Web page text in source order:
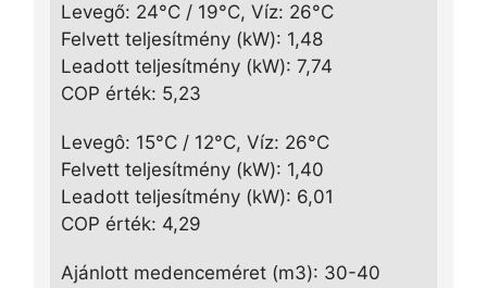
Levegő: 24°C / 19°C, Víz: 26°C
Felvett teljesítmény (kW): 1,48
Leadott teljesítmény (kW): 7,74
COP érték: 5,23
Levegô: 15°C / 12°C, Víz: 26°C
Felvett teljesítmény (kW): 1,40
Leadott teljesítmény (kW): 6,01
COP érték: 4,29
Ajánlott medenceméret (m3): 30-40